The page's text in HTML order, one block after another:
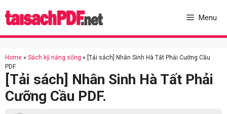
to
Menu
Home » Sách kỹ năng sống » [Tải sách] Nhân Sinh Hà Tất Phải Cưỡng Cầu
PDF.
[Tải sách] Nhân Sinh Hà Tất Phải
Cưỡng Cầu PDF.